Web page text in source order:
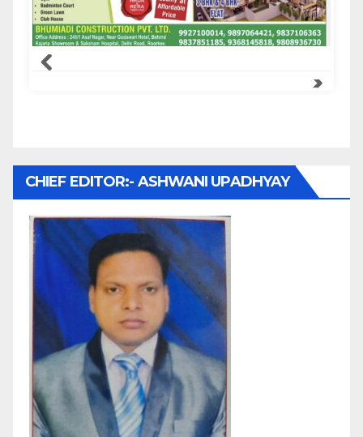
Samachar Express
CHIEF EDITOR:- ASHWANI UPADHYAY